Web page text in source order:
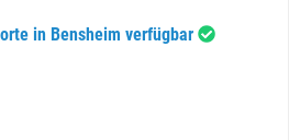
in Bensheim verfügbar